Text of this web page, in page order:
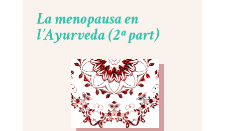
La menopausa en
l’Ayurveda (2ª part)